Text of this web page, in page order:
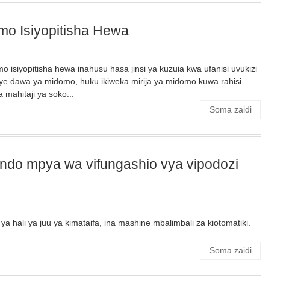
Isiyopitisha Hewa
isiyopitisha hewa inahusu hasa jinsi ya kuzuia kwa ufanisi uvukizi
dawa ya midomo, huku ikiweka mirija ya midomo kuwa rahisi
mahitaji ya soko...
Soma zaidi
mpya wa vifungashio vya vipodozi
hali ya juu ya kimataifa, ina mashine mbalimbali za kiotomatiki.
Soma zaidi